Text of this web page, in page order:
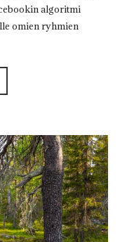
algoritmi
omien ryhmien